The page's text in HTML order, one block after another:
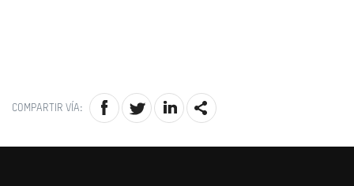
COMPARTIR VÍA: